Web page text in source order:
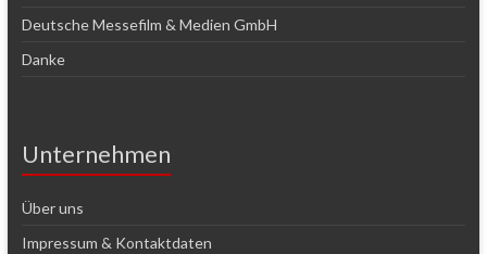
Deutsche Messefilm & Medien GmbH
Danke
Unternehmen
Über uns
Impressum & Kontaktdaten